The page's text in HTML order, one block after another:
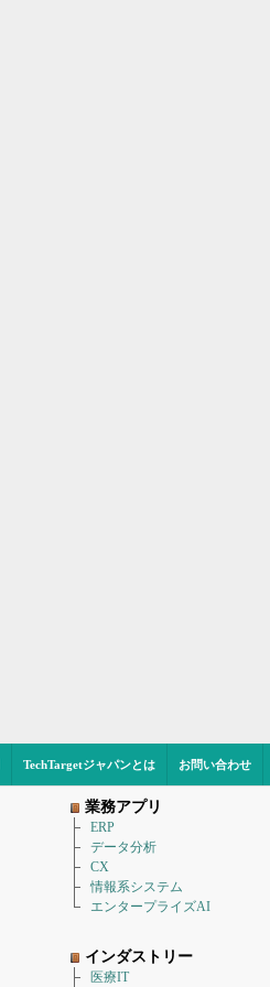
TechTargetジャパンとは お問い合わせ
業務アプリ
ERP
データ分析
CX
情報系システム
エンタープライズAI
インダストリー
医療IT